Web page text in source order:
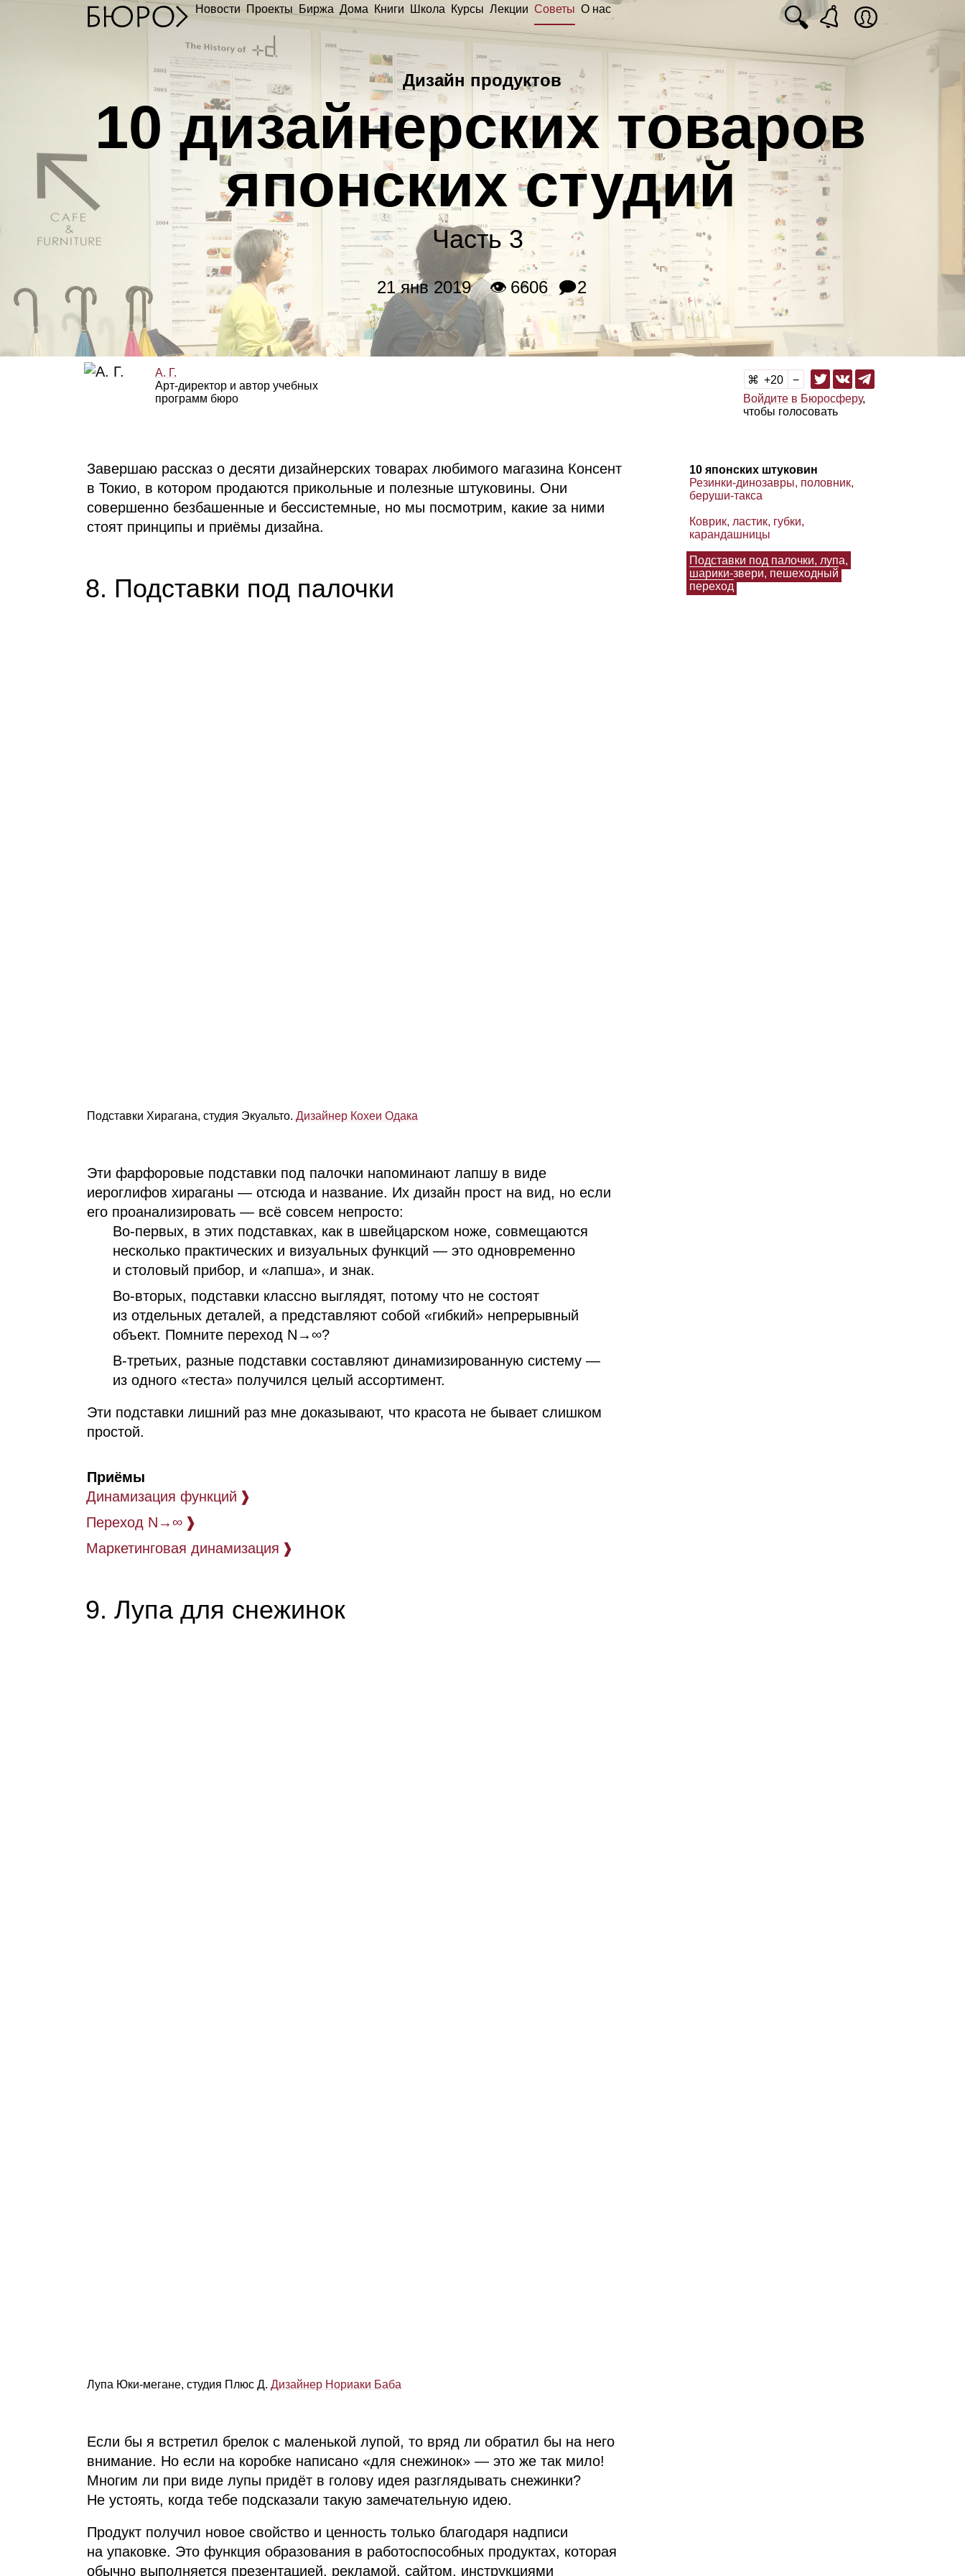
Новости Проекты Биржа Дома Книги Школа Курсы Лекции Советы О нас 🔍
Дизайн продуктов
10 дизайнерских товаров
японских студий
Часть 3
21 янв 2019 👁 6606 🗩2
А. Г.
Арт‑директор и автор учебных
программ бюро
20
Войдите в Бюросферу,
чтобы голосовать
10 японских штуковин
Резинки‑динозавры, половник,
беруши‑такса
Коврик, ластик, губки,
карандашницы
Подставки под палочки, лупа,
шарики‑звери, пешеходный
переход
Завершаю рассказ о десяти дизайнерских товарах любимого магазина Консент
в Токио, в котором продаются прикольные и полезные штуковины. Они
совершенно безбашенные и бессистемные, но мы посмотрим, какие за ними
стоят принципы и приёмы дизайна.
8. Подставки под палочки
Подставки Хирагана, студия Экуальто. Дизайнер Кохеи Одака
Эти фарфоровые подставки под палочки напоминают лапшу в виде
иероглифов хираганы — отсюда и название. Их дизайн прост на вид, но если
его проанализировать — всё совсем непросто:
Во‑первых, в этих подставках, как в швейцарском ноже, совмещаются
несколько практических и визуальных функций — это одновременно
и столовый прибор, и «лапша», и знак.
Во‑вторых, подставки классно выглядят, потому что не состоят
из отдельных деталей, а представляют собой «гибкий» непрерывный
объект. Помните переход N→∞?
В‑третьих, разные подставки составляют динамизированную систему —
из одного «теста» получился целый ассортимент.
Эти подставки лишний раз мне доказывают, что красота не бывает слишком
простой.
Приёмы
Динамизация функций ❱
Переход N→∞ ❱
Маркетинговая динамизация ❱
9. Лупа для снежинок
Лупа Юки‑мегане, студия Плюс Д. Дизайнер Нориаки Баба
Если бы я встретил брелок с маленькой лупой, то вряд ли обратил бы на него
внимание. Но если на коробке написано «для снежинок» — это же так мило!
Многим ли при виде лупы придёт в голову идея разглядывать снежинки?
Не устоять, когда тебе подсказали такую замечательную идею.
Продукт получил новое свойство и ценность только благодаря надписи
на упаковке. Это функция образования в работоспособных продуктах, которая
обычно выполняется презентацией, рекламой, сайтом, инструкциями